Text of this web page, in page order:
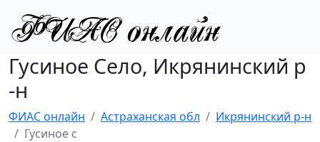
Гусиное Село, Икрянинский р
-н
ФИАС онлайн Астраханская обл
Икрянинский р-н
Гусиное с